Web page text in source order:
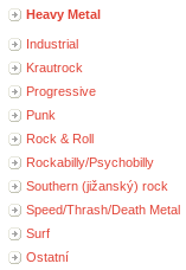
Heavy Metal
Industrial
Krautrock
Progressive
Punk
Rock & Roll
Rockabilly/Psychobilly
Southern (jižanský) rock
Speed/Thrash/Death Metal
Surf
Ostatní